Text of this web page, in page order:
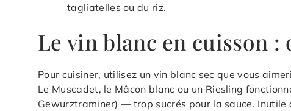
tagliatelles ou du riz.
Le vin blanc en cuisson
Pour cuisiner, utilisez un vin blanc sec que vous
Le Muscadet, le Mâcon blanc ou un Riesling
Gewurztraminer) — trop sucrés pour la sauce. Inutile